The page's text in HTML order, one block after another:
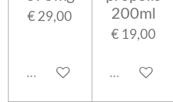
€ 29,00
Uitverkocht
200ml
€ 19,00
Uitverkocht